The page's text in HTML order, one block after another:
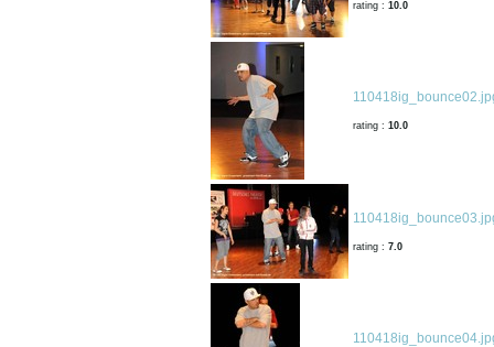
rating : 10.0
rating : 10.0
rating : 7.0